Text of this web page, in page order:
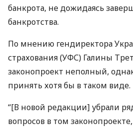
банкрота, не дожидаясь
банкротства.
По мнению гендиректора
страхования (УФС) Галины
законопроект неполный,
принять хотя бы в таком виде.
“[В новой редакции] убрали
вопросов в том